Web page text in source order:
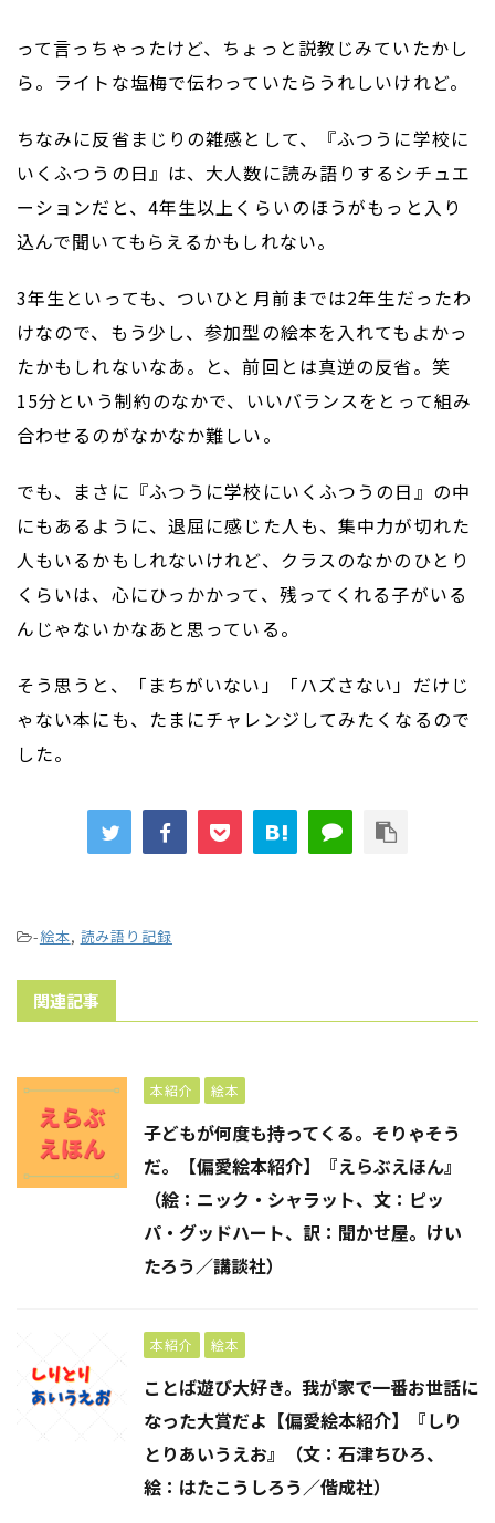
って言っちゃったけど、ちょっと説教じみていたかし
ら。ライトな塩梅で伝わっていたらうれしいけれど。
ちなみに反省まじりの雑感として、『ふつうに学校に
いくふつうの日』は、大人数に読み語りするシチュエ
ーションだと、4年生以上くらいのほうがもっと入り
込んで聞いてもらえるかもしれない。
3年生といっても、ついひと月前までは2年生だったわ
けなので、もう少し、参加型の絵本を入れてもよかっ
たかもしれないなあ。と、前回とは真逆の反省。笑
15分という制約のなかで、いいバランスをとって組み
合わせるのがなかなか難しい。
でも、まさに『ふつうに学校にいくふつうの日』の中
にもあるように、退屈に感じた人も、集中力が切れた
人もいるかもしれないけれど、クラスのなかのひとり
くらいは、心にひっかかって、残ってくれる子がいる
んじゃないかなあと思っている。
そう思うと、「まちがいない」「ハズさない」だけじ
ゃない本にも、たまにチャレンジしてみたくなるので
した。
-絵本, 読み語り記録
関連記事
本紹介 絵本
子どもが何度も持ってくる。そりゃそう
だ。【偏愛絵本紹介】『えらぶえほん』
（絵：ニック・シャラット、文：ピッ
パ・グッドハート、訳：聞かせ屋。けい
たろう／講談社）
本紹介 絵本
ことば遊び大好き。我が家で一番お世話に
なった大賞だよ【偏愛絵本紹介】『しり
とりあいうえお』（文：石津ちひろ、
絵：はたこうしろう／偕成社）